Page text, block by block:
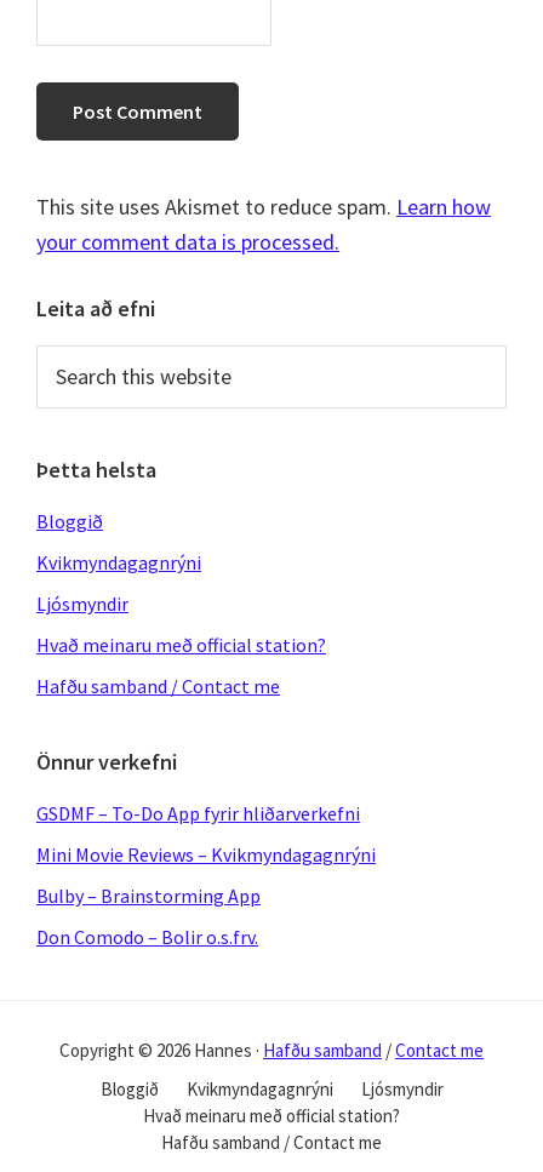
This site uses Akismet to reduce spam. Learn how
your comment data is processed.
Primary
Sidebar
Leita að efni
this
website
Þetta helsta
Bloggið
Kvikmyndagagnrýni
Ljósmyndir
Hvað meinaru með official station?
Hafðu samband / Contact me
Önnur verkefni
GSDMF – To-Do App fyrir hliðarverkefni
Mini Movie Reviews – Kvikmyndagagnrýni
Bulby – Brainstorming App
Don Comodo – Bolir o.s.frv.
Copyright © 2026 Hannes · Hafðu samband /Contact me
Bloggið
Kvikmyndagagnrýni
Ljósmyndir
Hvað meinaru með official station?
Hafðu samband / Contact me